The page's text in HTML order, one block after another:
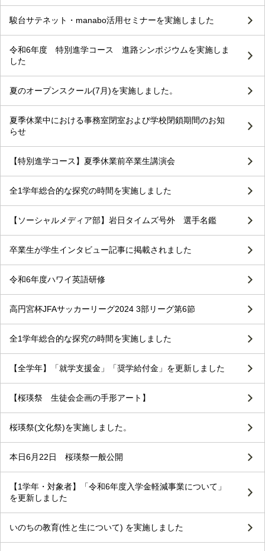
駿台サテネット・manabo活用セミナーを実施しました
令和6年度 特別進学コース 進路シンポジウムを実施しま
した
夏のオープンスクール(7月)を実施しました。
夏季休業中における事務室閉室および学校閉鎖期間のお知
らせ
【特別進学コース】夏季休業前卒業生講演会
全1学年総合的な探究の時間を実施しました
【ソーシャルメディア部】岩日タイムズ号外 選手名鑑
卒業生が学生インタビュー記事に掲載されました
令和6年度ハワイ英語研修
高円宮杯JFAサッカーリーグ2024 3部リーグ第6節
全1学年総合的な探究の時間を実施しました
【全学年】「就学支援金」「奨学給付金」を更新しました
【桜瑛祭 生徒会企画の手形アート】
桜瑛祭(文化祭)を実施しました。
本日6月22日 桜瑛祭一般公開
【1学年・対象者】「令和6年度入学金軽減事業について」
を更新しました
いのちの教育(性と生について) を実施しました